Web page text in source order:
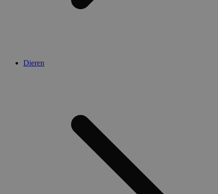
Dieren